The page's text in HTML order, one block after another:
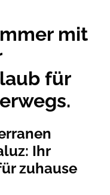
mit
für
Ihr
zuhause